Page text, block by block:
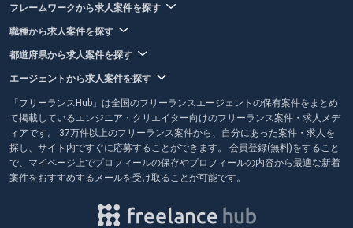
フレームワークから求人案件を探す
職種から求人案件を探す
都道府県から求人案件を探す
エージェントから求人案件を探す
「フリーランスHub」は全国のフリーランスエージェントの保有案件をまとめ
て掲載しているエンジニア・クリエイター向けのフリーランス案件・求人メデ
ィアです。 37万件以上のフリーランス案件から、自分にあった案件・求人を
探し、サイト内ですぐに応募することができます。 会員登録(無料)をすること
で、マイページ上でプロフィールの保存やプロフィールの内容から最適な新着
案件をおすすめするメールを受け取ることが可能です。